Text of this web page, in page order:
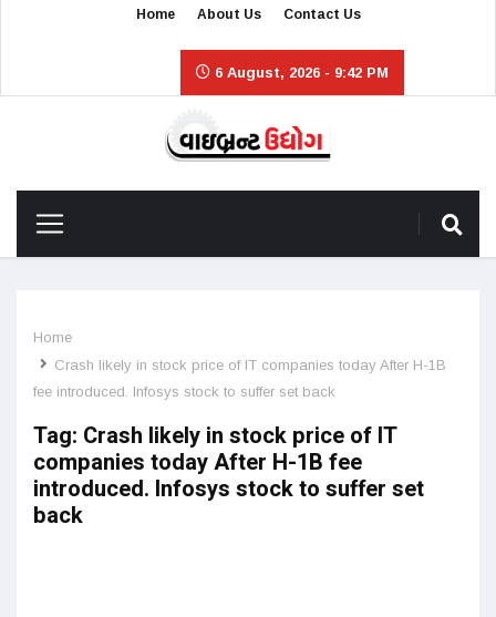
Home About Us Contact Us
6 August, 2026 - 9:42 PM
Home
Crash likely in stock price of IT companies today After H-1B
fee introduced. Infosys stock to suffer set back
Tag: Crash likely in stock price of IT
companies today After H-1B fee
introduced. Infosys stock to suffer set
back